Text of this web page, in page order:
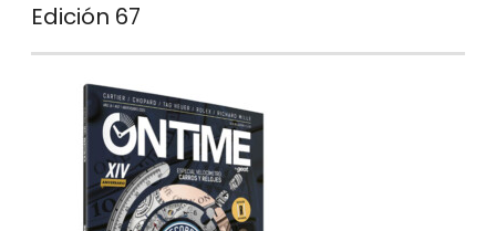
Edición 67